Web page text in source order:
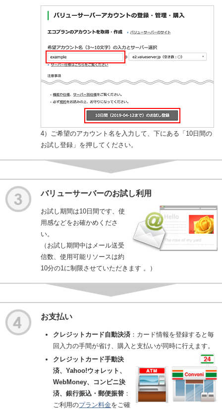
4）ご希望のアカウント名を入力して、下にある「10日間の
お試し登録」を押してください。
バリューサーバーのお試し利用
お試し期間は10日間です、使
用感などをお確かめくださ
い。
（お試し期間中はメール送受
信数、使用可能リソースは約
10分の1に制限させていただきます 。）
お支払い
クレジットカード自動決済 ：カード情報を登録すると毎
回入力の手間が省け、購入と支払いが同時に行えます。
クレジットカード手動決
済、Yahoo!ウォレット、
WebMoney、コンビニ決
済、銀行振込・郵便振替 ：
ご利用のプラン料金をご確